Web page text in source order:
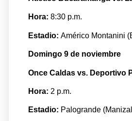
Hora: 8:30 p.m.
Estadio: Américo Montanini
Domingo 9 de noviembre
Once Caldas vs. Deportivo
Hora: 2 p.m.
Estadio: Palogrande